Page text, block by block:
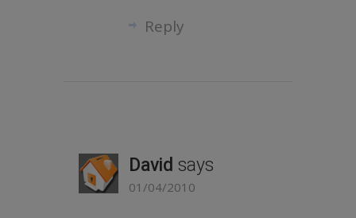
Reply
David says
01/04/2010